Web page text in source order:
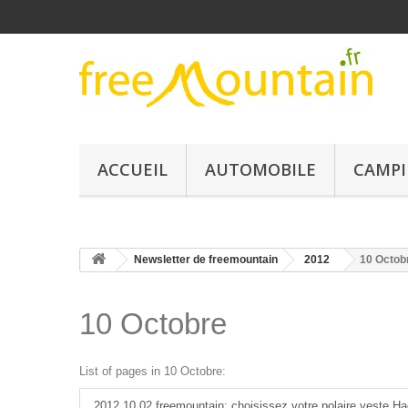
ACCUEIL AUTOMOBILE
Newsletter de freemountain 2012 10
10 Octobre
List of pages in 10 Octobre: